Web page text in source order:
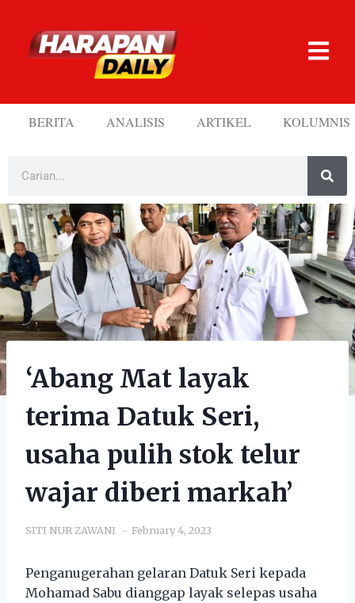
BERITA ANALISIS ARTIKEL KOLUMNIS
‘Abang Mat layak
terima Datuk Seri,
usaha pulih stok telur
wajar diberi markah’
SITI NUR ZAWANI February 4, 2023
Penganugerahan gelaran Datuk Seri kepada
Mohamad Sabu dianggap layak selepas usaha